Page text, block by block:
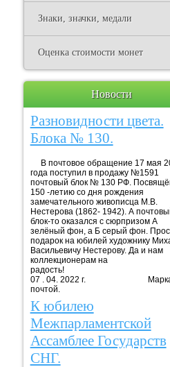
Знаки, значки, медали
Оценка стоимости монет
Новости
Разновидности цвета.
Блока № 130.
В почтовое обращение 17 мая
года поступил в продажу №1591
почтовый блок № 130 РФ.
150 -летию со дня рождения
замечательного живописца М.В.
Нестерова (1862- 1942). А
блок-то оказался с сюрпризом А
зелёный фон, а Б серый фон.
подарок на юбилей художнику
Васильевичу Нестерову. Да и нам
коллекционерам на
07 . 04. 2022 г.
почтой.
К юбилею
Межпарламентской
Ассамблее Государств
СНГ.